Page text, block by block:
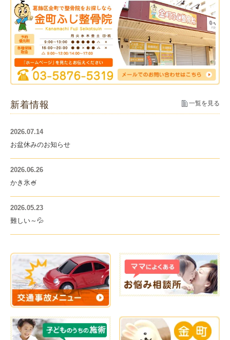
新着情報 一覧を見る
2026.07.14
お盆休みのお知らせ
2026.06.26
かき氷🍧
2026.05.23
難しい～💦